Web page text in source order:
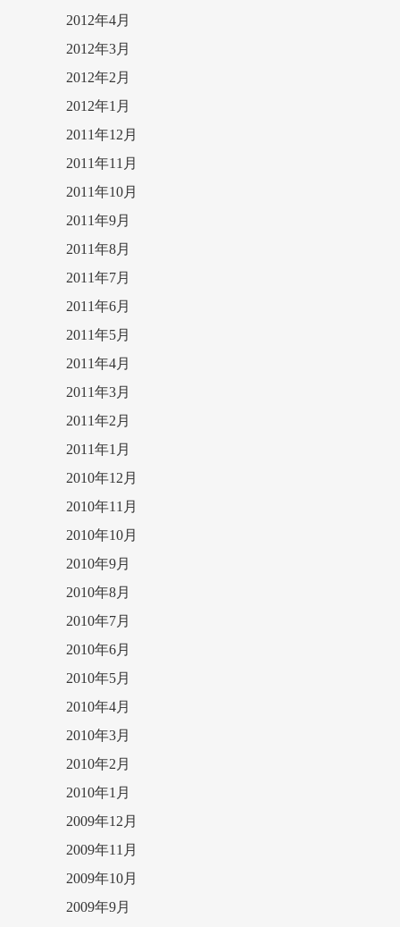
2012年4月
2012年3月
2012年2月
2012年1月
2011年12月
2011年11月
2011年10月
2011年9月
2011年8月
2011年7月
2011年6月
2011年5月
2011年4月
2011年3月
2011年2月
2011年1月
2010年12月
2010年11月
2010年10月
2010年9月
2010年8月
2010年7月
2010年6月
2010年5月
2010年4月
2010年3月
2010年2月
2010年1月
2009年12月
2009年11月
2009年10月
2009年9月